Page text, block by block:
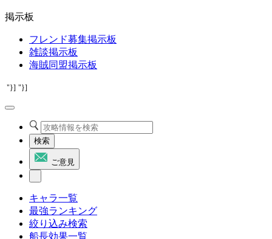
掲示板
フレンド募集掲示板
雑談掲示板
海賊同盟掲示板
"}] "}]
検索
ご意見
キャラ一覧
最強ランキング
絞り込み検索
船長効果一覧